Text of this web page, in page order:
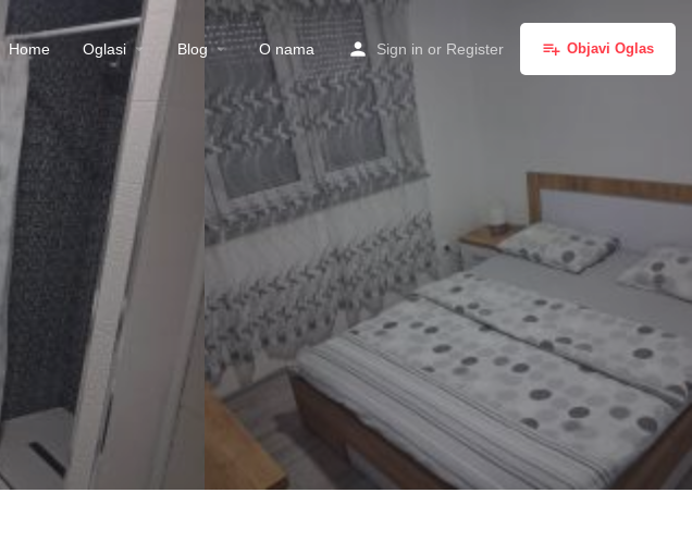
Home Oglasi Blog O nama Sign in or Register Objavi Oglas